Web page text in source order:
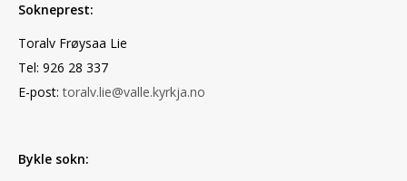
Sokneprest:
Toralv Frøysaa Lie
Tel: 926 28 337
E-post:toralv.lie@valle.kyrkja.no
Bykle sokn: